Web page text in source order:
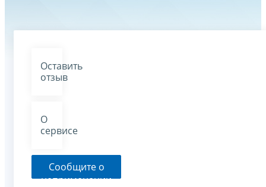
Оставить
отзыв
О
сервисе
Сообщите о
неприменении